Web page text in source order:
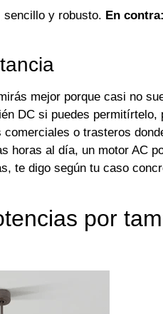
sencillo y robusto. En contra:
mejor porque casi no
DC si puedes permitírtelo,
o trasteros
horas al día, un motor AC
te digo según tu caso
por